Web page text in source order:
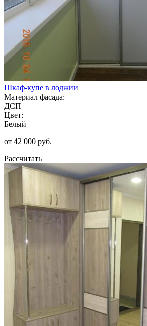
Шкаф-купе в лоджии
Материал фасада:
ДСП
Цвет:
Белый
от 42 000 руб.
Рассчитать